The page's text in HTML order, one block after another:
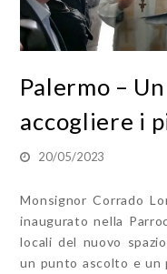
Palermo –
accogliere i
20/05/2023
Monsignor Corrado
inaugurato nella
locali del nuovo
un punto ascolto e un